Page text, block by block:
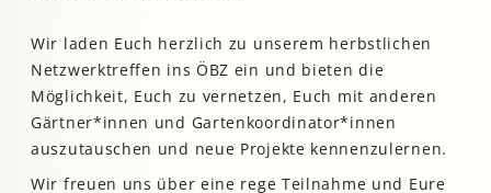
Wir laden Euch herzlich zu unserem herbstlichen
Netzwerktreffen ins ÖBZ ein und bieten die
Möglichkeit, Euch zu vernetzen, Euch mit anderen
Gärtner*innen und Gartenkoordinator*innen
auszutauschen und neue Projekte kennenzulernen.
Wir freuen uns über eine rege Teilnahme und Eure